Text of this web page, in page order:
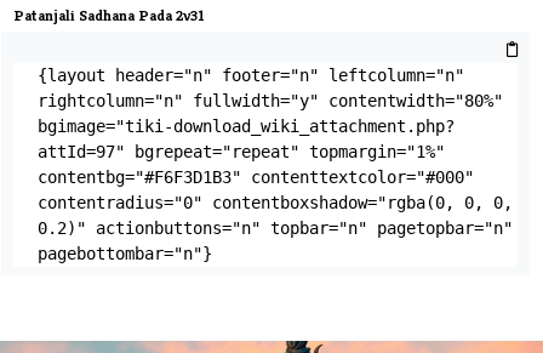
Patanjali Sadhana Pada 2v31
{layout header="n" footer="n" leftcolumn="n"
rightcolumn="n" fullwidth="y" contentwidth="80%"
bgimage="tiki-download_wiki_attachment.php?
attId=97" bgrepeat="repeat" topmargin="1%"
contentbg="#F6F3D1B3" contenttextcolor="#000"
contentradius="0" contentboxshadow="rgba(0, 0, 0,
0.2)" actionbuttons="n" topbar="n" pagetopbar="n"
pagebottombar="n"}